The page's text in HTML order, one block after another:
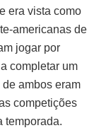
era vista como
americanas de
jogar por
completar um
ambos eram
competições
temporada.